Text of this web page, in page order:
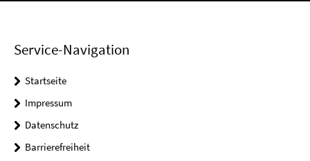
Service-Navigation
Startseite
Impressum
Datenschutz
Barrierefreiheit